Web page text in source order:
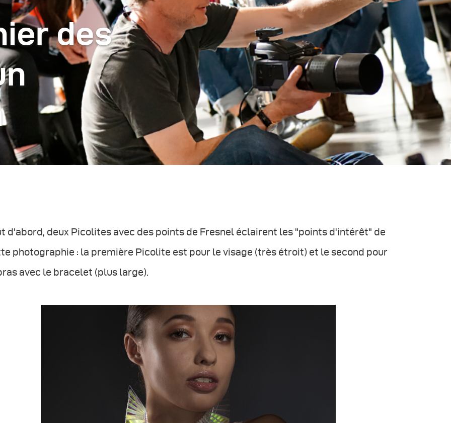
des
d'abord, deux Picolites avec des points de Fresnel éclairent les "points d'intérêt" de
photographie : la première Picolite est pour le visage (très étroit) et le second pour
avec le bracelet (plus large).